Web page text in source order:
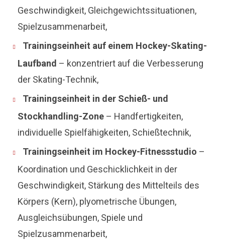
Geschwindigkeit, Gleichgewichtssituationen,
Spielzusammenarbeit,
Trainingseinheit auf einem Hockey-Skating-
Laufband – konzentriert auf die Verbesserung
der Skating-Technik,
Trainingseinheit in der Schieß- und
Stockhandling-Zone – Handfertigkeiten,
individuelle Spielfähigkeiten, Schießtechnik,
Trainingseinheit im Hockey-Fitnessstudio –
Koordination und Geschicklichkeit in der
Geschwindigkeit, Stärkung des Mittelteils des
Körpers (Kern), plyometrische Übungen,
Ausgleichsübungen, Spiele und
Spielzusammenarbeit,